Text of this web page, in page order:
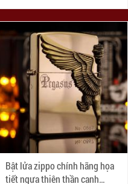
Bật lửa zippo chính hãng họa
tiết ngựa thiên thần cạnh